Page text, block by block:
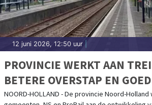
12 juni 2026, 12:50 uur
PROVINCIE WERKT AAN
BETERE OVERSTAP EN
WONINGEN
NOORD-HOLLAND - De provincie Noord-